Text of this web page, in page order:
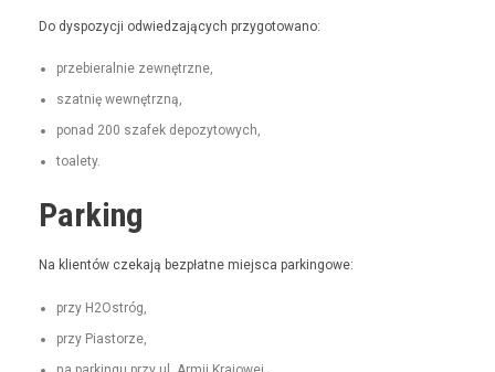
Do dys­pozy­cji odwiedza­ją­cych przygotowano:
prze­bier­al­nie zewnętrzne,
szat­nię wewnętrzną,
pon­ad 200 szafek depozytowych,
toale­ty.
Parking
Na klien­tów czeka­ją bezpłatne miejs­ca parkingowe:
przy H2Ostróg,
przy Pias­torze,